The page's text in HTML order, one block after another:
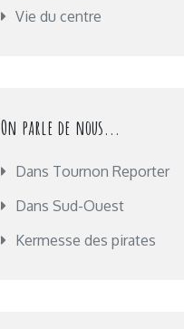
Vie du centre
On parle de nous...
Dans Tournon Reporter
Dans Sud-Ouest
Kermesse des pirates